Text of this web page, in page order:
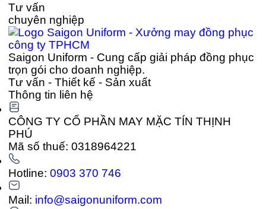
Tư vấn
chuyên nghiệp
Saigon Uniform - Cung cấp giải pháp đồng phục
trọn gói cho doanh nghiệp.
Tư vấn - Thiết kế - Sản xuất
Thông tin liên hệ
CÔNG TY CỔ PHẦN MAY MẶC TÍN THỊNH
PHÚ
Mã số thuế: 0318964221
Hotline:0903 370 746
Mail: info@saigonuniform.com